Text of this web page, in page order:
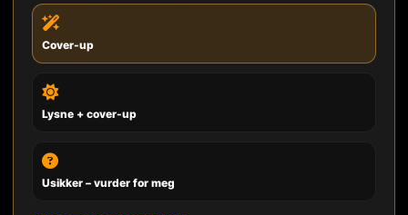
Cover-up
Lysne + cover-up
Usikker – vurder for meg